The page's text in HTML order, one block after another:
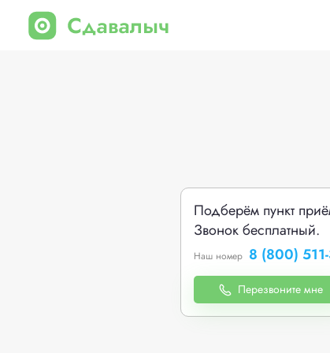
Подберём пункт
Звонок бесплатный.
Наш номер 8 (800)
Перезвоните мне